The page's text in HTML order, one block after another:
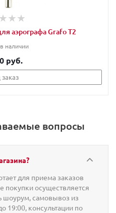
аэрографа Grafo T2
наличии
руб.
вопросы
для приема заказов
покупки осуществляется
шоурум, самовывоз из
19:00, консультации по